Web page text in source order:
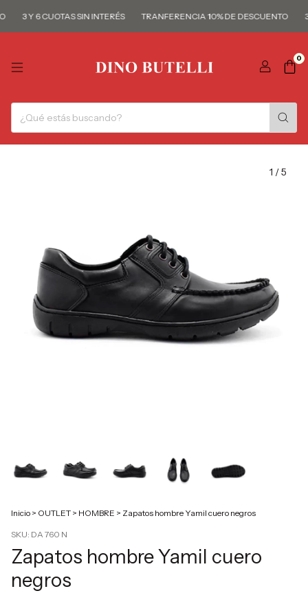
3 Y 6 CUOTAS SIN INTERÉS TRANFERENCIA 10% DE DESCUENTO
0
1 /5
Inicio > OUTLET > HOMBRE > Zapatos hombre Yamil cuero negros
SKU: DA 760 N
Zapatos hombre Yamil cuero
negros